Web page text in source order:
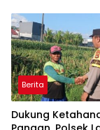
Berita
Dukung